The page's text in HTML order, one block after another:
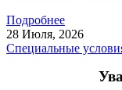
Подробнее
28 Июля, 2026
Специальные